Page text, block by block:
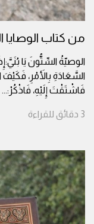
من كتاب الوصايا
الوصيّةُ السِّتُّونَ يَا
السَّعَادَةِ بِالأَمْرِ،
فَاشْتَقْتَ إِلَيْهِ، فَاذْكُرْ:...
3 دقائق للقراءة